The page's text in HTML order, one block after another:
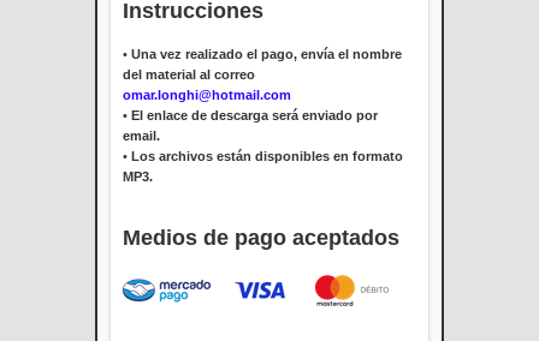
Instrucciones
• Una vez realizado el pago, envía el nombre
del material al correo
omar.longhi@hotmail.com
• El enlace de descarga será enviado por
email.
• Los archivos están disponibles en formato
MP3.
Medios de pago aceptados